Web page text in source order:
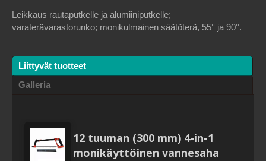
Leikkaus rautaputkelle ja alumiiniputkelle;
varaterävarastorunko; monikulmainen säätöterä, 55° ja 90°.
Liittyvät tuotteet
Galleria
12 tuuman (300 mm) 4-in-1
monikäyttöinen vannesaha